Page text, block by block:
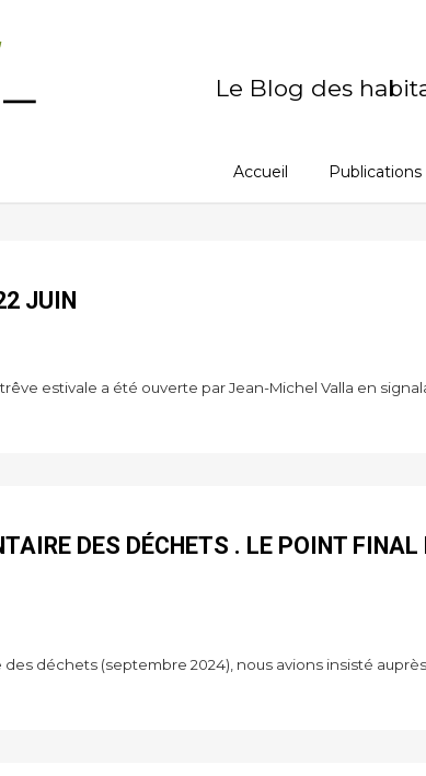
Le Blog des
Accueil Publications
JUIN
estivale a été ouverte par Jean-Michel Valla en
DES DÉCHETS . LE POINT FINAL
déchets (septembre 2024), nous avions insisté auprès